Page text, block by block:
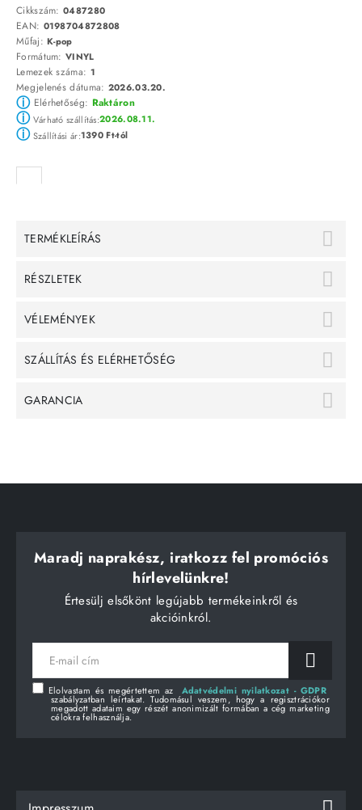
Cikkszám: 0487280
EAN: 0198704872808
Műfaj:K-pop
Formátum: VINYL
Lemezek száma: 1
Megjelenés dátuma: 2026.03.20.
ⓘElérhetőség: Raktáron
ⓘVárható szállítás:2026.08.11.
ⓘSzállítási ár:1390 Ft-tól
TERMÉKLEÍRÁS
RÉSZLETEK
VÉLEMÉNYEK
SZÁLLÍTÁS ÉS ELÉRHETŐSÉG
GARANCIA
Maradj naprakész, iratkozz fel promóciós
hírlevelünkre!
Értesülj elsőkönt legújabb termékeinkről és
akcióinkról.
E-
mail
Elolvastam és megértettem az Adatvédelmi nyilatkozat - GDPR
szabályzatban leírtakat. Tudomásul veszem, hogy a regisztrációkor
megadott adataim egy részét anonimizált formában a cég marketing
célokra felhasználja.